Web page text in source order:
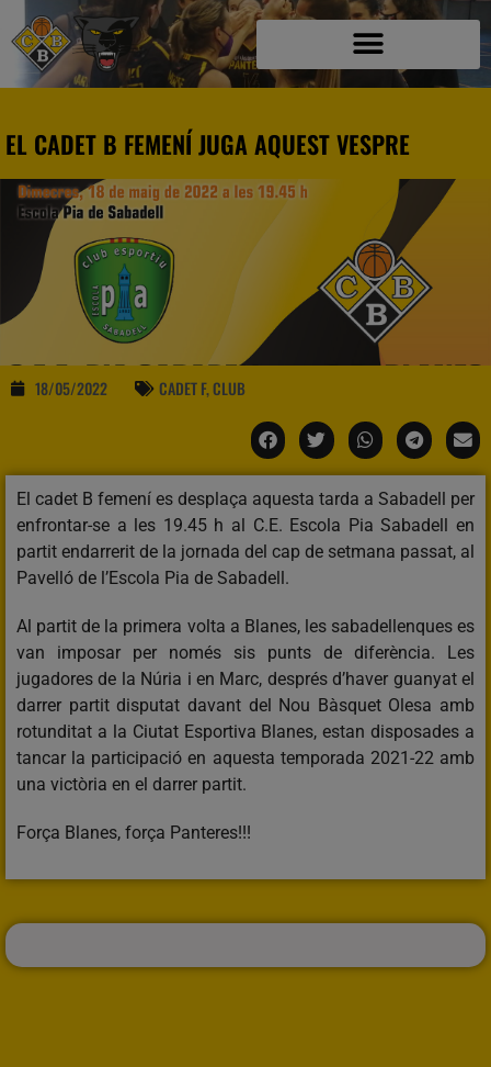
EL CADET B FEMENÍ JUGA AQUEST VESPRE
18/05/2022 CADET F,CLUB
El cadet B femení es desplaça aquesta tarda a Sabadell per
enfrontar-se a les 19.45 h al C.E. Escola Pia Sabadell en
partit endarrerit de la jornada del cap de setmana passat, al
Pavelló de l’Escola Pia de Sabadell.
Al partit de la primera volta a Blanes, les sabadellenques es
van imposar per només sis punts de diferència. Les
jugadores de la Núria i en Marc, després d’haver guanyat el
darrer partit disputat davant del Nou Bàsquet Olesa amb
rotunditat a la Ciutat Esportiva Blanes, estan disposades a
tancar la participació en aquesta temporada 2021-22 amb
una victòria en el darrer partit.
Força Blanes, força Panteres!!!